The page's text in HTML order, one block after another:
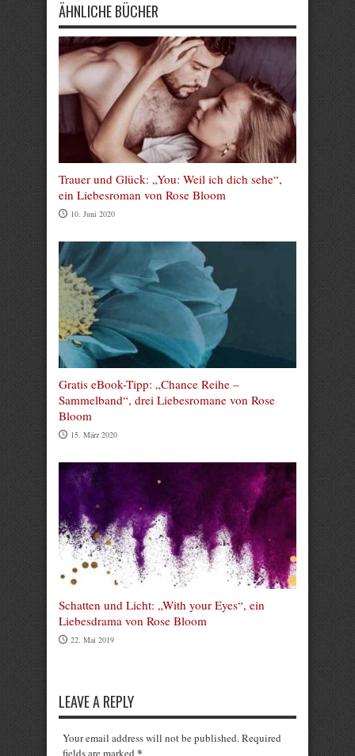
ÄHNLICHE BÜCHER
Trauer und Glück: „You: Weil ich dich sehe“,
ein Liebesroman von Rose Bloom
10. Juni 2020
Gratis eBook-Tipp: „Chance Reihe –
Sammelband“, drei Liebesromane von Rose
Bloom
15. März 2020
Schatten und Licht: „With your Eyes“, ein
Liebesdrama von Rose Bloom
22. Mai 2019
LEAVE A REPLY
Your email address will not be published. Required
fields are marked *